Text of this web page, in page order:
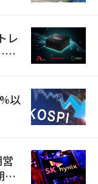
レ
世
以
売